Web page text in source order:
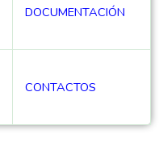
DOCUMENTACIÓN
CONTACTOS